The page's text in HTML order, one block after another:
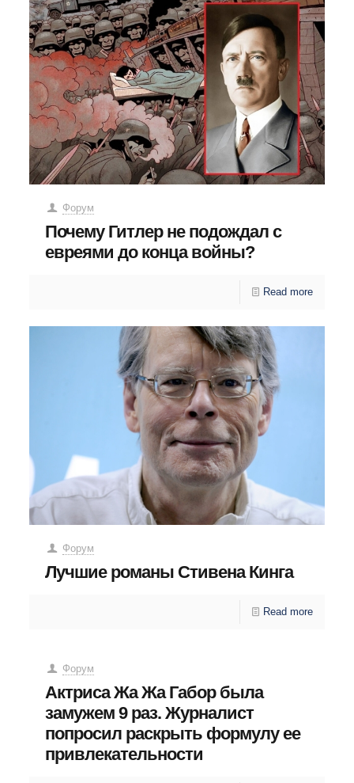
Форум
Почему Гитлер не подождал с
евреями до конца войны?
Read more
Форум
Лучшие романы Стивена Кинга
Read more
Форум
Актриса Жа Жа Габор была
замужем 9 раз. Журналист
попросил раскрыть формулу ее
привлекательности